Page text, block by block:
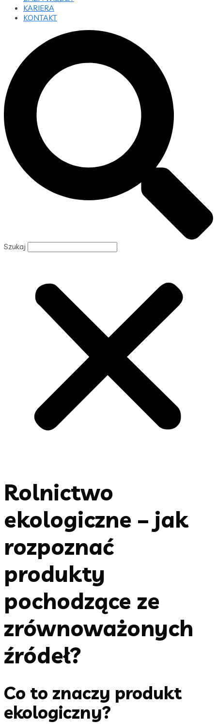
KARIERA
KONTAKT
Szukaj
Rolnictwo
ekologiczne – jak
rozpoznać
produkty
pochodzące ze
zrównoważonych
źródeł?
Co to znaczy produkt
ekologiczny?